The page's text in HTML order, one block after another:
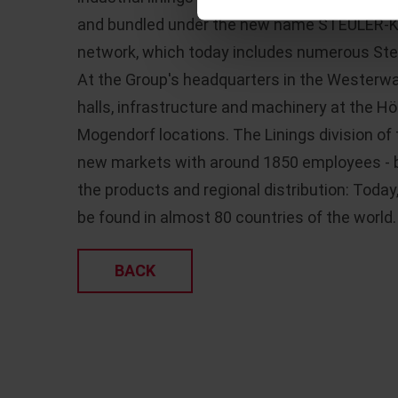
and bundled under the new name
network, which today includes numerous
At the Group's headquarters in the
halls, infrastructure and machinery at the
Mogendorf locations. The Linings division
new markets with around 1850 employees
the products and regional distribution:
be found in almost 80 countries of the world.
BACK